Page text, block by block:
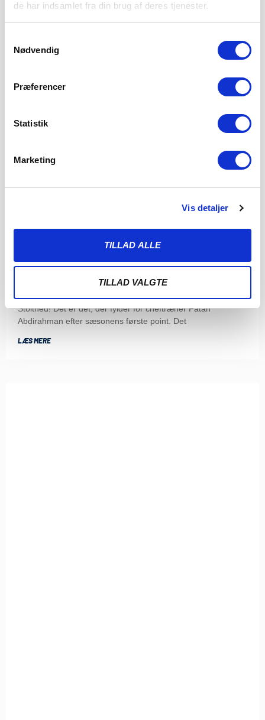
de har indsamlet fra din brug af deres tjenester.
Nødvendig
Præferencer
Statistik
Marketing
Vis detaljer
TILLAD ALLE
TILLAD VALGTE
Stolthed! Det er det, der fylder for cheftræner Fatah
Abdirahman efter sæsonens første point. Det
LÆS MERE